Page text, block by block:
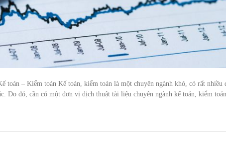
toán – Kiểm toán Kế toán, kiểm toán là một chuyên ngành khó, có rất nhiều
Do đó, cần có một đơn vị dịch thuật tài liệu chuyên ngành kế toán, kiểm